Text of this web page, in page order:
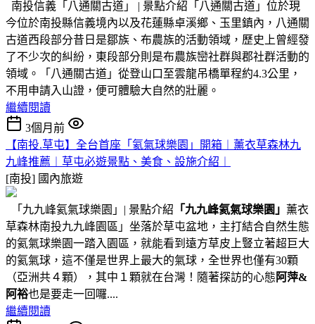
南投信義「八通關古道」 | 景點介紹「八通關古道」位於現
今位於南投縣信義境內以及花蓮縣卓溪鄉、玉里鎮內，八通關
古道西段部分昔日是鄒族、布農族的活動領域，歷史上曾經發
了不少次的糾紛，東段部分則是布農族巒社群與郡社群活動的
領域。「八通關古道」從登山口至雲龍吊橋單程約4.3公里，
不用申請入山證，便可體驗大自然的壯麗。
繼續閱讀
3個月前
【南投.草屯】全台首座「氦氣球樂園」開箱︱薰衣草森林九
九峰推薦︱草屯必遊景點、美食、設施介紹︱
[南投] 國內旅遊
「九九峰氦氣球樂園」| 景點介紹 「九九峰氦氣球樂園」 薰衣
草森林南投九九峰園區」坐落於草屯盆地，主打結合自然生態
的氦氣球樂園一踏入園區，就能看到遠方草皮上豎立著超巨大
的氦氣球，這不僅是世界上最大的氣球，全世界也僅有30顆
（亞洲共４顆），其中１顆就在台灣！隨著探訪的心態 阿萍&
阿裕也是要走一回囉....
繼續閱讀